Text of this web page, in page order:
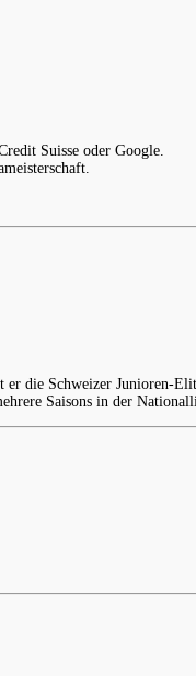
Suisse oder Google.
er die Schweizer Junioren-
Saisons in der